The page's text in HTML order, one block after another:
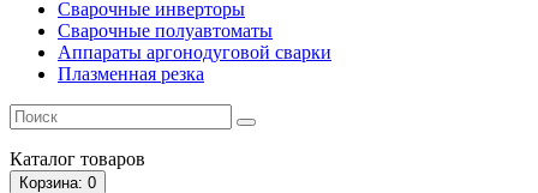
Сварочные инверторы
Сварочные полуавтоматы
Аппараты аргонодуговой сварки
Плазменная резка
Каталог товаров
Корзина: 0